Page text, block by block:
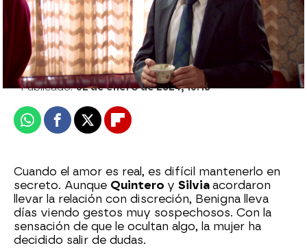
Sara Sanz Navarro
Publicado:02 de enero de 2024, 16:18
WhatsappFacebook
X Flipboard
Cuando el amor es real, es difícil mantenerlo en
secreto. Aunque Quintero y Silvia acordaron
llevar la relación con discreción, Benigna lleva
días viendo gestos muy sospechosos. Con la
sensación de que le ocultan algo, la mujer ha
decidido salir de dudas.